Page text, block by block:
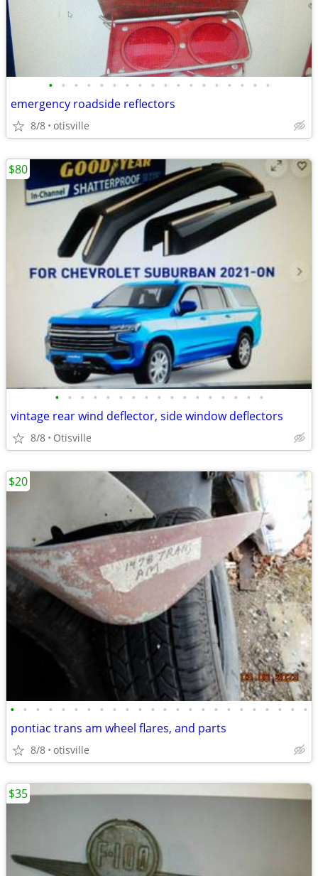
• • • • • • • • • • • • • • • • • •
emergency roadside reflectors
8/8 otisville
• • • • • • • • • • • • • • • • •
vintage rear wind deflector, side window deflectors
8/8 Otisville
$80
• • • • • • • • • • • • • • • • • • • • • • • •
pontiac trans am wheel flares, and parts
8/8 otisville
$20
$35